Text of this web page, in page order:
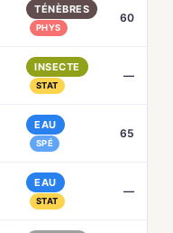
TÉNÈBRES
PHYS
60
INSECTE
STAT
—
EAU
SPÉ
65
EAU
STAT
—